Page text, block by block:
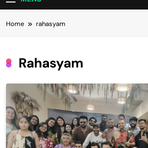
Home rahasyam
Rahasyam